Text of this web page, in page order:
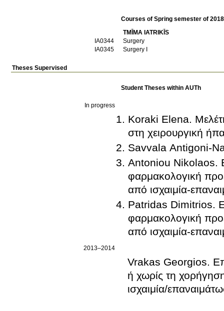
Courses of Spring semester of
TMĪMA IATRIKĪS
ΙΑ0344
Surgery
ΙΑ0345
Surgery I
Theses Supervised
Student Theses within AUTh
In progress
Koraki Elena.
στη χειρουργική
Savvala Antigoni-
Antoniou Nikolaos.
φαρμακολογική
από ισχαιμία-
Patridas Dimitrios.
φαρμακολογική
από ισχαιμία-
2013–2014
Vrakas Georgios.
ή χωρίς τη
ισχαιμία/